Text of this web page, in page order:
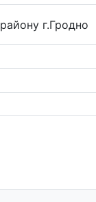
г.Гродно